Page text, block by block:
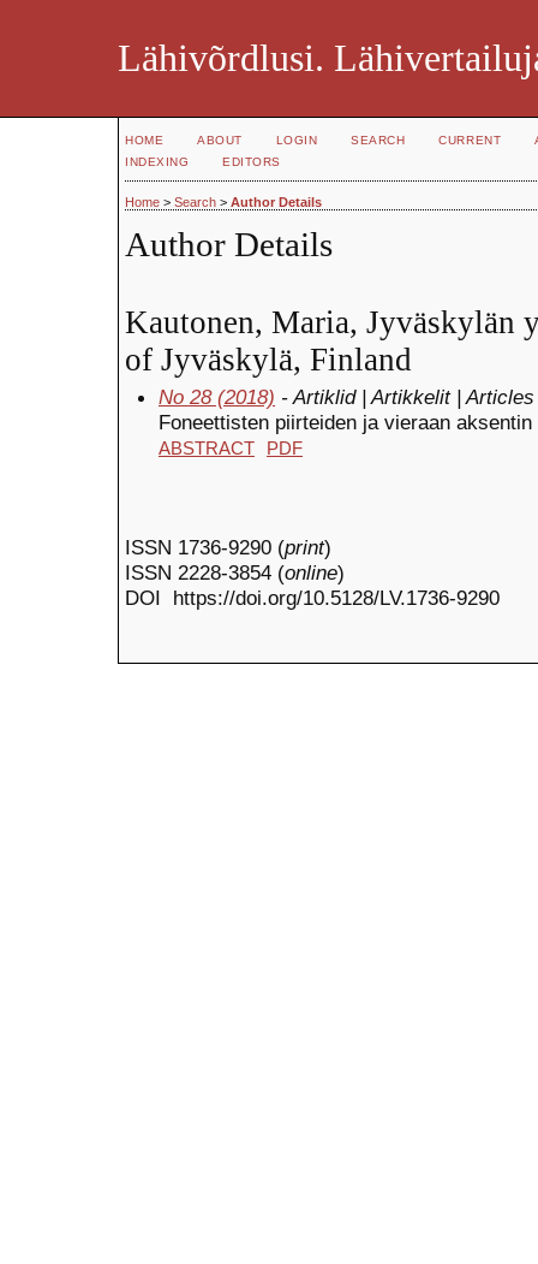
Lähivõrdlusi.
HOME ABOUT LOGIN SEARCH CURRENT
INDEXING
EDITORS
Home > Search > Author Details
Author Details
Kautonen, Maria,
of Jyväskylä, Finland
No 28 (2018) - Artiklid | Artikkelit | Articles
Foneettisten piirteiden ja vieraan
ABSTRACT PDF
ISSN 1736-9290 (print)
ISSN 2228-3854 (online)
DOI https://doi.org/10.5128/LV.1736-9290